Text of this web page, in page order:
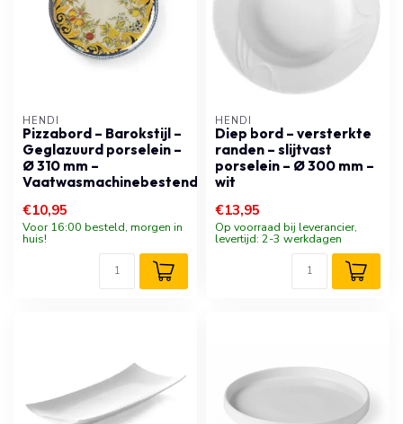
HENDI
Pizzabord – Barokstijl –
Geglazuurd porselein –
Ø 310 mm –
Vaatwasmachinebestendig
€10,95
Voor 16:00 besteld, morgen in
huis!
HENDI
Diep bord – versterkte
randen – slijtvast
porselein – Ø 300 mm –
wit
€13,95
Op voorraad bij leverancier,
levertijd: 2-3 werkdagen